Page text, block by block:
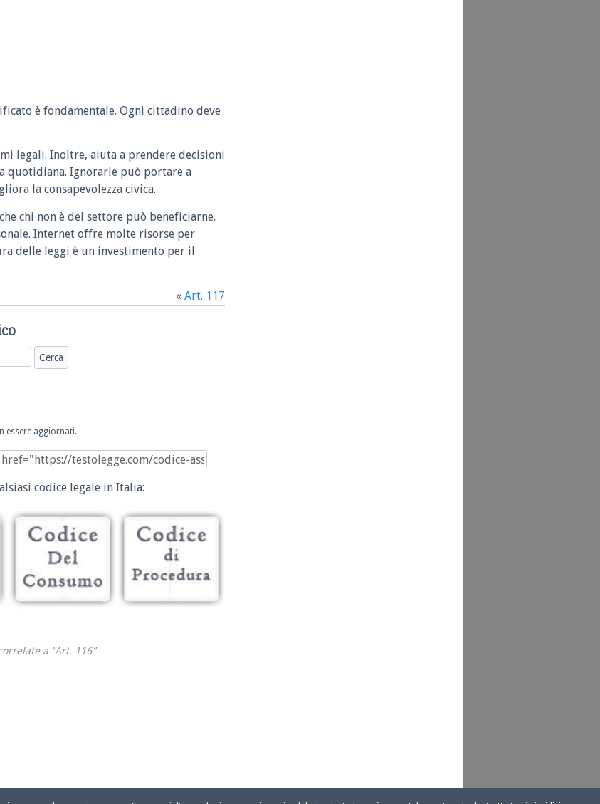
è fondamentale. Ogni cittadino deve
legali. Inoltre, aiuta a prendere decisioni
quotidiana. Ignorarle può portare a
la consapevolezza civica.
chi non è del settore può beneficiarne.
Internet offre molte risorse per
delle leggi è un investimento per il
« Art. 117
essere aggiornati.
codice legale in Italia:
a "Art. 116"